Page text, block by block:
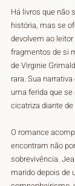
Há livros que não
história, mas se
devolvem ao
fragmentos de si
de Virginie
rara. Sua
uma ferida que
cicatriza diante
O romance
encontram não
sobrevivência.
marido depois de